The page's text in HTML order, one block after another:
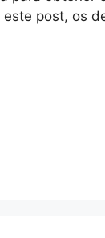
post, os